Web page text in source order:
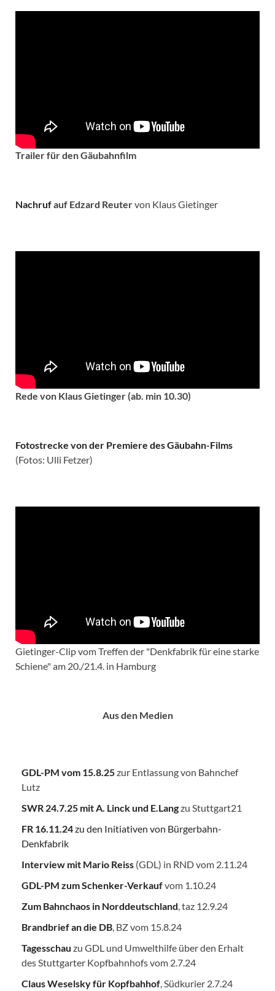
Trailer für den Gäubahnfilm
Nachrufauf Edzard Reutervon Klaus Gietinger
Rede von Klaus Gietinger (ab. min 10.30)
Fotostrecke von der Premiere des Gäubahn-Films
(Fotos: Ulli Fetzer)
Gietinger-Clip vom Treffen der "Denkfabrik für eine starke
Schiene" am 20./21.4. in Hamburg
Aus den Medien
GDL-PM vom 15.8.25zur Entlassung von Bahnchef
Lutz
SWR 24.7.25 mit A. Linck und E.Langzu Stuttgart21
FR 16.11.24zu den Initiativen von Bürgerbahn-
Denkfabrik
Interview mit Mario Reiss (GDL) in RND vom 2.11.24
GDL-PM zum Schenker-Verkaufvom 1.10.24
Zum Bahnchaos in Norddeutschland, taz 12.9.24
Brandbrief an die DB, BZ vom 15.8.24
Tagesschau zu GDL und Umwelthilfe über den Erhalt
des Stuttgarter Kopfbahnhofs vom 2.7.24
Claus Weselsky für Kopfbahhof, Südkurier 2.7.24